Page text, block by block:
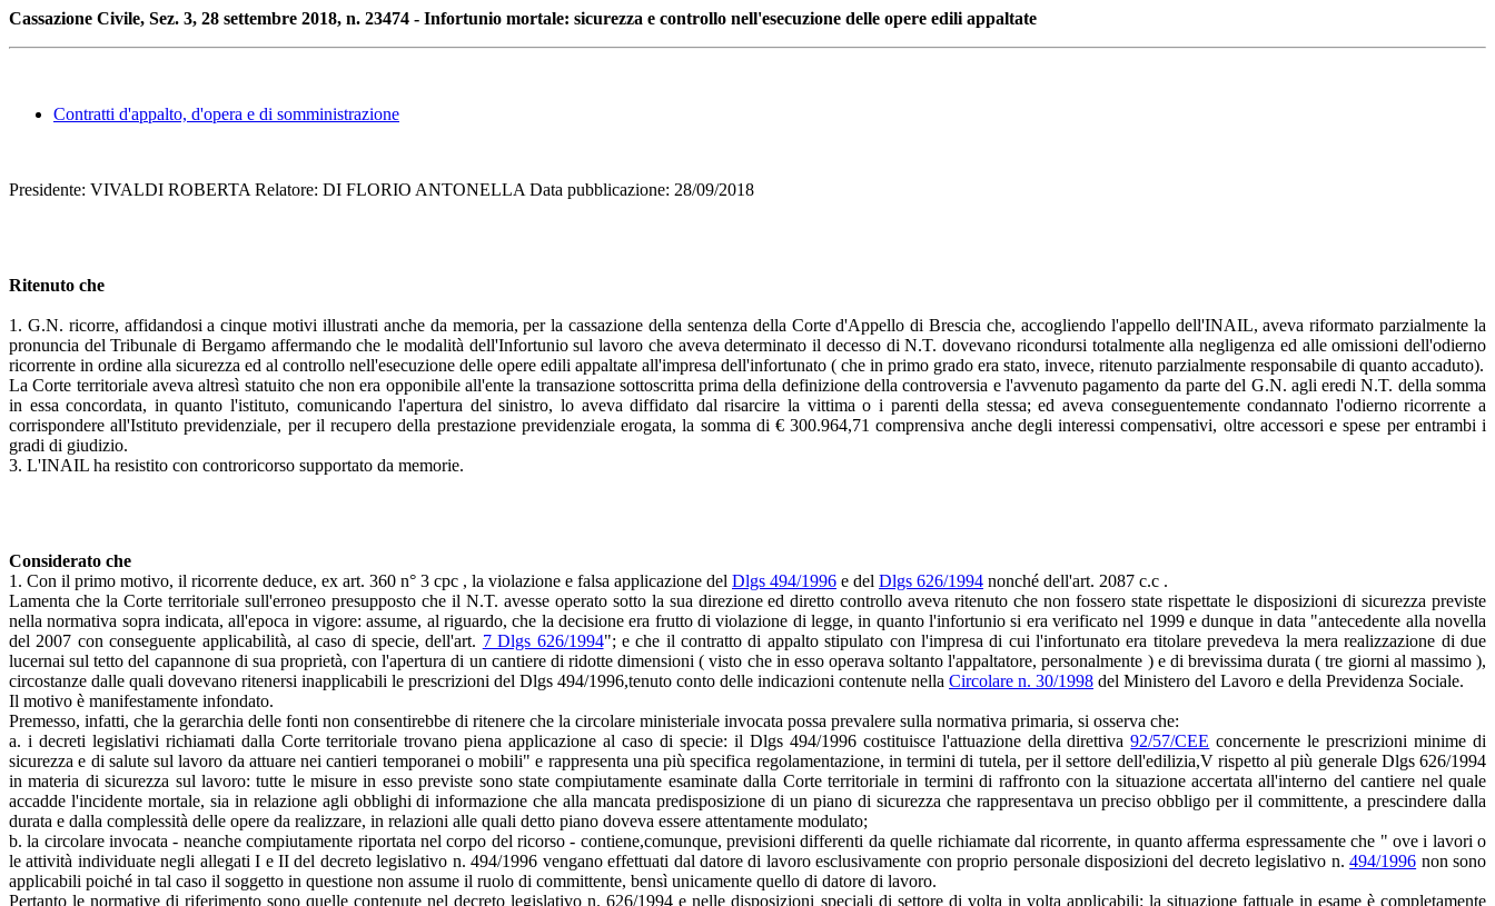
Cassazione Civile, Sez. 3, 28 settembre 2018, n. 23474 - Infortunio mortale: sicurezza e controllo nell'esecuzione delle opere edili appaltate
Contratti d'appalto, d'opera e di somministrazione
Presidente: VIVALDI ROBERTA Relatore: DI FLORIO ANTONELLA Data pubblicazione: 28/09/2018
Ritenuto che
1. G.N. ricorre, affidandosi a cinque motivi illustrati anche da memoria, per la cassazione della sentenza della Corte d'Appello di Brescia che, accogliendo l'appello dell'INAIL, aveva riformato parzialmente la
pronuncia del Tribunale di Bergamo affermando che le modalità dell'Infortunio sul lavoro che aveva determinato il decesso di N.T. dovevano ricondursi totalmente alla negligenza ed alle omissioni dell'odierno
ricorrente in ordine alla sicurezza ed al controllo nell'esecuzione delle opere edili appaltate all'impresa dell'infortunato ( che in primo grado era stato, invece, ritenuto parzialmente responsabile di quanto accaduto).
La Corte territoriale aveva altresì statuito che non era opponibile all'ente la transazione sottoscritta prima della definizione della controversia e l'avvenuto pagamento da parte del G.N. agli eredi N.T. della somma
in essa concordata, in quanto l'istituto, comunicando l'apertura del sinistro, lo aveva diffidato dal risarcire la vittima o i parenti della stessa; ed aveva conseguentemente condannato l'odierno ricorrente a
corrispondere all'Istituto previdenziale, per il recupero della prestazione previdenziale erogata, la somma di € 300.964,71 comprensiva anche degli interessi compensativi, oltre accessori e spese per entrambi i
gradi di giudizio.
3. L'INAIL ha resistito con controricorso supportato da memorie.
Considerato che
1. Con il primo motivo, il ricorrente deduce, ex art. 360 n° 3 cpc , la violazione e falsa applicazione del Dlgs 494/1996 e del Dlgs 626/1994 nonché dell'art. 2087 c.c .
Lamenta che la Corte territoriale sull'erroneo presupposto che il N.T. avesse operato sotto la sua direzione ed diretto controllo aveva ritenuto che non fossero state rispettate le disposizioni di sicurezza previste
nella normativa sopra indicata, all'epoca in vigore: assume, al riguardo, che la decisione era frutto di violazione di legge, in quanto l'infortunio si era verificato nel 1999 e dunque in data "antecedente alla novella
del 2007 con conseguente applicabilità, al caso di specie, dell'art. 7 Dlgs 626/1994"; e che il contratto di appalto stipulato con l'impresa di cui l'infortunato era titolare prevedeva la mera realizzazione di due
lucernai sul tetto del capannone di sua proprietà, con l'apertura di un cantiere di ridotte dimensioni ( visto che in esso operava soltanto l'appaltatore, personalmente ) e di brevissima durata ( tre giorni al massimo ),
circostanze dalle quali dovevano ritenersi inapplicabili le prescrizioni del Dlgs 494/1996,tenuto conto delle indicazioni contenute nella Circolare n. 30/1998 del Ministero del Lavoro e della Previdenza Sociale.
Il motivo è manifestamente infondato.
Premesso, infatti, che la gerarchia delle fonti non consentirebbe di ritenere che la circolare ministeriale invocata possa prevalere sulla normativa primaria, si osserva che:
a. i decreti legislativi richiamati dalla Corte territoriale trovano piena applicazione al caso di specie: il Dlgs 494/1996 costituisce l'attuazione della direttiva92/57/CEE concernente le prescrizioni minime di
sicurezza e di salute sul lavoro da attuare nei cantieri temporanei o mobili" e rappresenta una più specifica regolamentazione, in termini di tutela, per il settore dell'edilizia,V rispetto al più generale Dlgs 626/1994
in materia di sicurezza sul lavoro: tutte le misure in esso previste sono state compiutamente esaminate dalla Corte territoriale in termini di raffronto con la situazione accertata all'interno del cantiere nel quale
accadde l'incidente mortale, sia in relazione agli obblighi di informazione che alla mancata predisposizione di un piano di sicurezza che rappresentava un preciso obbligo per il committente, a prescindere dalla
durata e dalla complessità delle opere da realizzare, in relazioni alle quali detto piano doveva essere attentamente modulato;
b. la circolare invocata - neanche compiutamente riportata nel corpo del ricorso - contiene,comunque, previsioni differenti da quelle richiamate dal ricorrente, in quanto afferma espressamente che " ove i lavori o
le attività individuate negli allegati I e II del decreto legislativo n. 494/1996 vengano effettuati dal datore di lavoro esclusivamente con proprio personale disposizioni del decreto legislativo n.494/1996 non sono
applicabili poiché in tal caso il soggetto in questione non assume il ruolo di committente, bensì unicamente quello di datore di lavoro.
Pertanto le normative di riferimento sono quelle contenute nel decreto legislativo n. 626/1994 e nelle disposizioni speciali di settore di volta in volta applicabili: la situazione fattuale in esame è completamente